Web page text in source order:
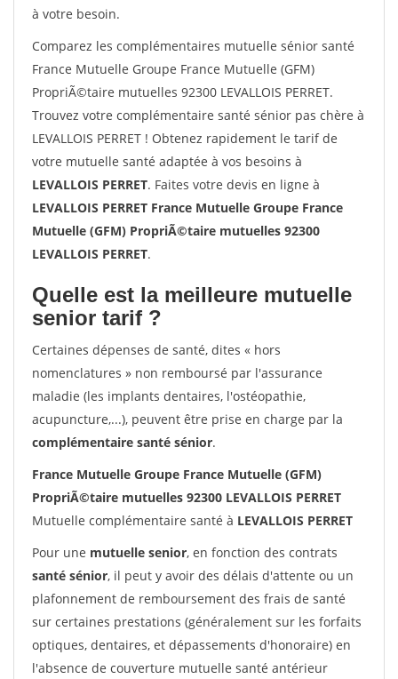
à votre besoin.
Comparez les complémentaires mutuelle sénior santé
France Mutuelle Groupe France Mutuelle (GFM)
PropriÃ©taire mutuelles 92300 LEVALLOIS PERRET.
Trouvez votre complémentaire santé sénior pas chère à
LEVALLOIS PERRET ! Obtenez rapidement le tarif de
votre mutuelle santé adaptée à vos besoins à
LEVALLOIS PERRET. Faites votre devis en ligne à
LEVALLOIS PERRET France Mutuelle Groupe France
Mutuelle (GFM) PropriÃ©taire mutuelles 92300
LEVALLOIS PERRET.
Quelle est la meilleure mutuelle
senior tarif ?
Certaines dépenses de santé, dites « hors
nomenclatures » non remboursé par l'assurance
maladie (les implants dentaires, l'ostéopathie,
acupuncture,...), peuvent être prise en charge par la
complémentaire santé sénior.
France Mutuelle Groupe France Mutuelle (GFM)
PropriÃ©taire mutuelles 92300 LEVALLOIS PERRET
Mutuelle complémentaire santé à LEVALLOIS PERRET
Pour une mutuelle senior, en fonction des contrats
santé sénior, il peut y avoir des délais d'attente ou un
plafonnement de remboursement des frais de santé
sur certaines prestations (généralement sur les forfaits
optiques, dentaires, et dépassements d'honoraire) en
l'absence de couverture mutuelle santé antérieur